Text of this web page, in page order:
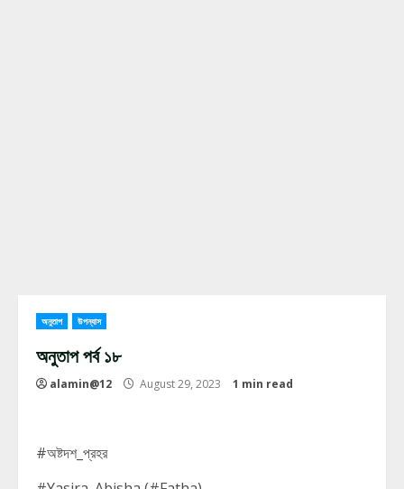
অনুতাপ উপন্যাস
অনুতাপ পর্ব ১৮
alamin@12 August 29, 2023 1 min read
#অষ্টদশ_প্রহর